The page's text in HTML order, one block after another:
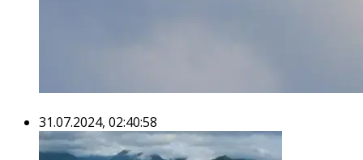
31.07.2024, 02:40:58